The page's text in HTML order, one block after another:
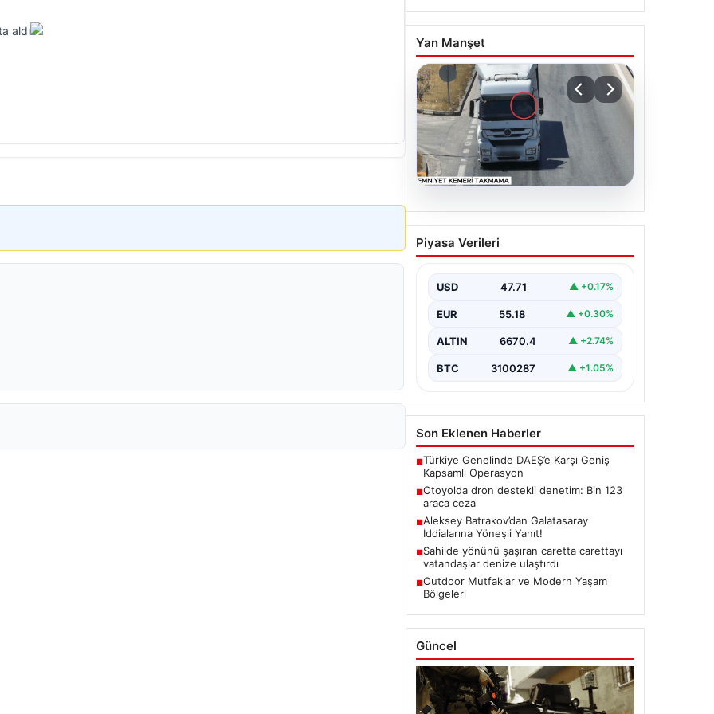
aldı
Yan Manşet
Otoyolda dron destekli
denetim: Bin 123 araca
Piyasa Verileri
USD 47.71 ▲ +0.17%
EUR 55.18 ▲ +0.30%
ALTIN 6670.4 ▲ +2.74%
BTC 3100287 ▲ +1.05%
Son Eklenen Haberler
■Türkiye Genelinde DAEŞ’e Karşı Geniş
Kapsamlı Operasyon
■Otoyolda dron destekli denetim: Bin 123
araca ceza
■Aleksey Batrakov’dan Galatasaray
İddialarına Yöneşli Yanıt!
■Sahilde yönünü şaşıran caretta carettayı
vatandaşlar denize ulaştırdı
■Outdoor Mutfaklar ve Modern Yaşam
Bölgeleri
Güncel